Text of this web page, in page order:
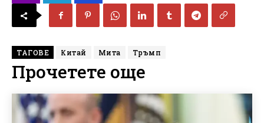
ТАГОВЕ Китай Мита Тръмп
Прочетете още